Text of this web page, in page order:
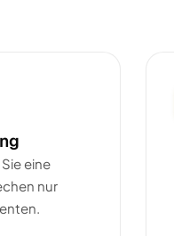
eine
nur